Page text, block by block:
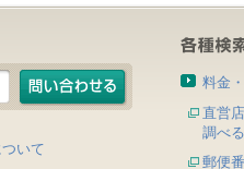
いて
料金
直営
調べる
郵便